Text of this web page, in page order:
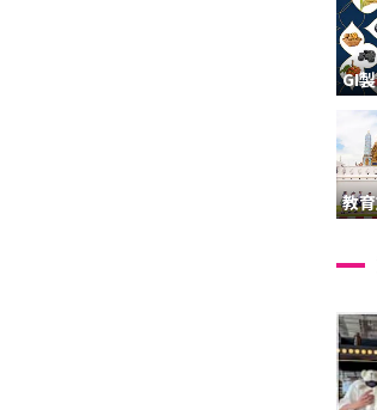
GI
教